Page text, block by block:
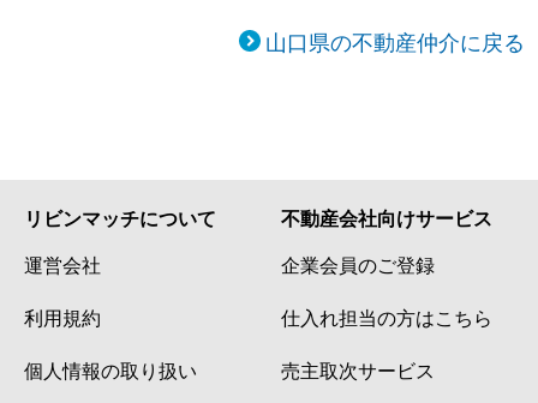
山口県の不動産仲介に戻る
リビンマッチについて
運営会社
利用規約
個人情報の取り扱い
不動産会社向けサービス
企業会員のご登録
仕入れ担当の方はこちら
売主取次サービス